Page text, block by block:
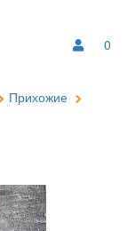
0
Прихожие